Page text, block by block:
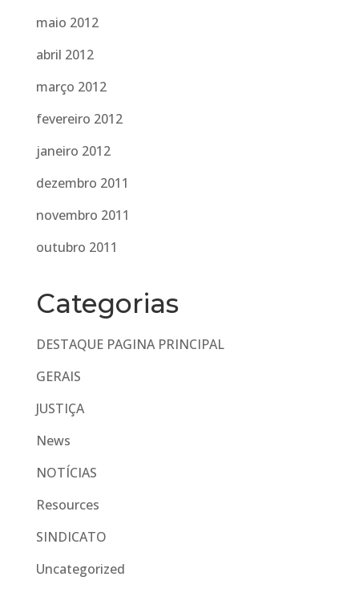
maio 2012
abril 2012
março 2012
fevereiro 2012
janeiro 2012
dezembro 2011
novembro 2011
outubro 2011
Categorias
DESTAQUE PAGINA PRINCIPAL
GERAIS
JUSTIÇA
News
NOTÍCIAS
Resources
SINDICATO
Uncategorized